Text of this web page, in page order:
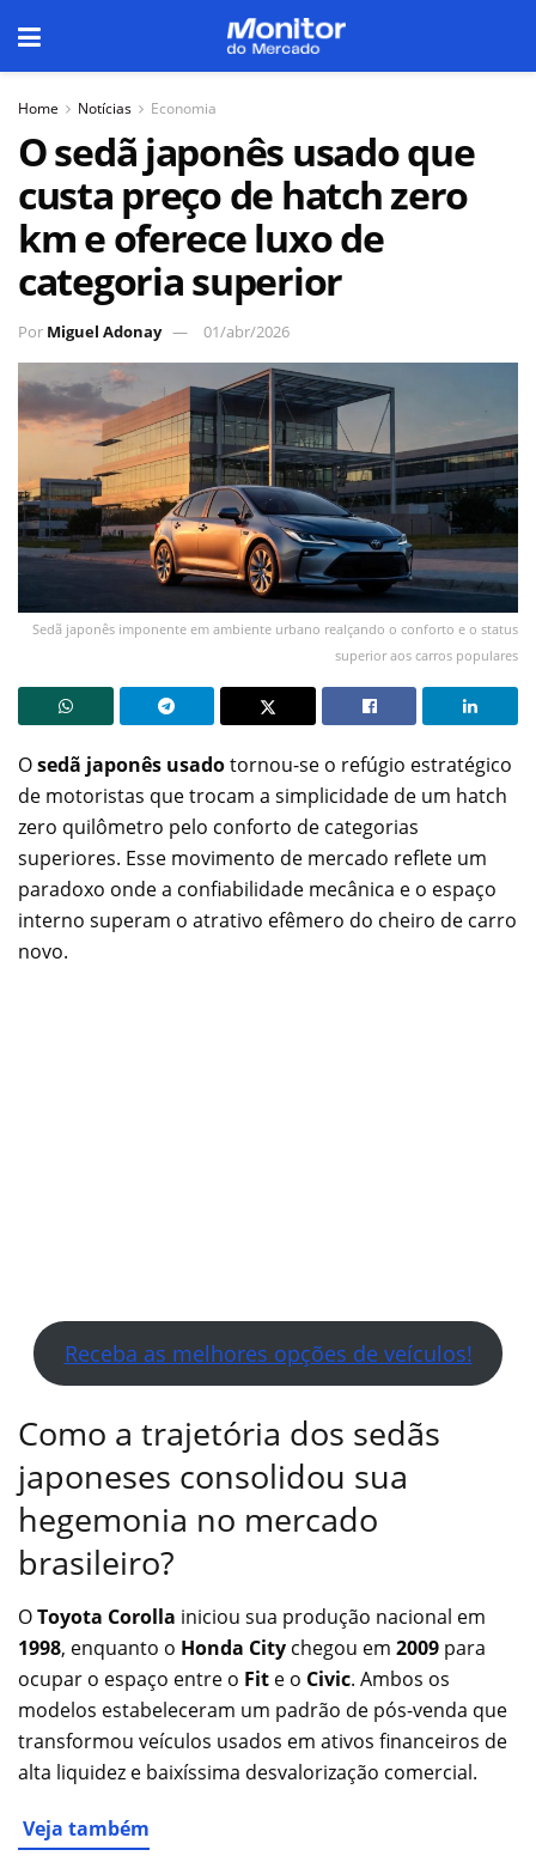
Home Notícias Economia
O sedã japonês usado que
custa preço de hatch zero
km e oferece luxo de
categoria superior
Por Miguel Adonay 01/abr/2026
Sedã japonês imponente em ambiente urbano realçando o conforto e o status
superior aos carros populares
Osedã japonês usadotornou-se o refúgio estratégico
de motoristas que trocam a simplicidade de um hatch
zero quilômetro pelo conforto de categorias
superiores. Esse movimento de mercado reflete um
paradoxo onde a confiabilidade mecânica e o espaço
interno superam o atrativo efêmero do cheiro de carro
novo.
Receba as melhores opções de veículos!
Como a trajetória dos sedãs
japoneses consolidou sua
hegemonia no mercado
brasileiro?
OToyota Corolla iniciou sua produção nacional em
1998, enquanto o Honda City chegou em 2009 para
ocupar o espaço entre o Fit e o Civic. Ambos os
modelos estabeleceram um padrão de pós-venda que
transformou veículos usados em ativos financeiros de
alta liquidez e baixíssima desvalorização comercial.
Veja também